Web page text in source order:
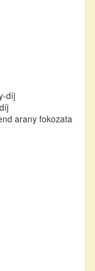
díj
arany fokozata